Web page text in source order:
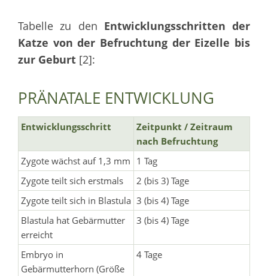
Tabelle zu den Entwicklungsschritten der
Katze von der Befruchtung der Eizelle bis
zur Geburt [2]:
PRÄNATALE ENTWICKLUNG
Entwicklungsschritt
Zeitpunkt / Zeitraum
nach Befruchtung
Zygote wächst auf 1,3 mm 1 Tag
Zygote teilt sich erstmals
2 (bis 3) Tage
Zygote teilt sich in Blastula 3 (bis 4) Tage
Blastula hat Gebärmutter
erreicht
3 (bis 4) Tage
Embryo in
Gebärmutterhorn (Größe
4 Tage